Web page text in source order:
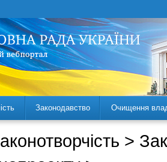
Законодавство Очищення
>